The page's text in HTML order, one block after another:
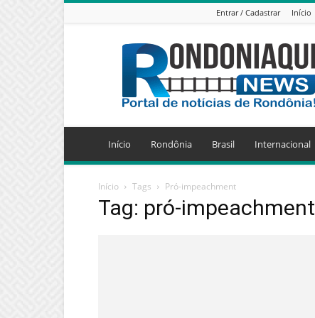
Entrar / Cadastrar Início
Jornal
Eletrônico
Rondoniaqui
News
Início Rondônia Brasil Internacional
Início Tags Pró-impeachment
Tag: pró-impeachment